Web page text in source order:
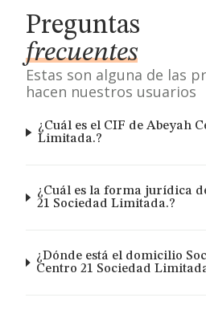
Preguntas
frecuentes
Estas son alguna de las
hacen nuestros usuarios
¿Cuál es el CIF de Abeyah
Limitada.?
¿Cuál es la forma jurídica
21 Sociedad Limitada.?
¿Dónde está el domicilio
Centro 21 Sociedad